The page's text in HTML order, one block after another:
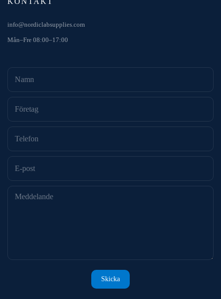
info@nordiclabsupplies.com
Mån–Fre 08:00–17:00